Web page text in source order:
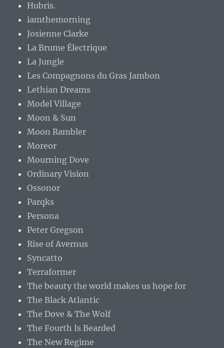
Hubris.
iamthemorning
Josienne Clarke
La Brume Électrique
La Jungle
Les Compagnons du Gras Jambon
Lethian Dreams
Model Village
Moon & Sun
Moon Rambler
Moreor
Mourning Dove
Ordinary Vision
Ossonor
Parqks
Persona
Peter Gregson
Rise of Avernus
Syncatto
Terraformer
The beauty the world makes us hope for
The Black Atlantic
The Dove & The Wolf
The Fourth Is Bearded
The New Regime